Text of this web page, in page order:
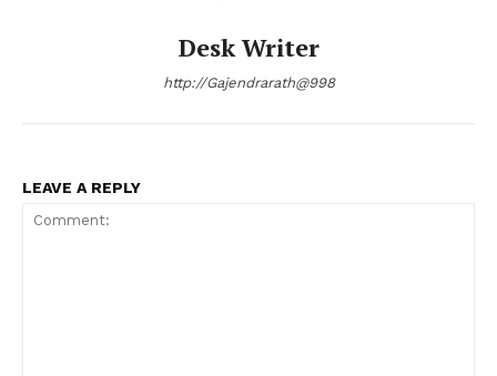
Desk Writer
http://Gajendrarath@998
LEAVE A REPLY